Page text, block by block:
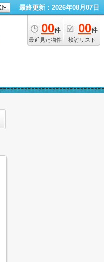
最終更新：2026年08月07日
00件
最近見た物件
00件
検討リスト